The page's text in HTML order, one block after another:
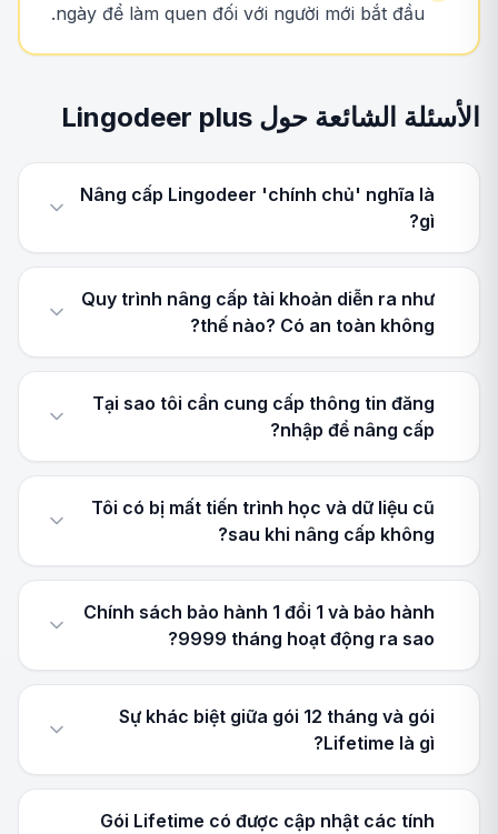
ngày để làm quen đối với người mới bắt đầu.
الأسئلة الشائعة حول Lingodeer plus
Nâng cấp Lingodeer 'chính chủ' nghĩa là
gì?
Quy trình nâng cấp tài khoản diễn ra như
thế nào? Có an toàn không?
Tại sao tôi cần cung cấp thông tin đăng
nhập để nâng cấp?
Tôi có bị mất tiến trình học và dữ liệu cũ
sau khi nâng cấp không?
Chính sách bảo hành 1 đổi 1 và bảo hành
9999 tháng hoạt động ra sao?
Sự khác biệt giữa gói 12 tháng và gói
Lifetime là gì?
Gói Lifetime có được cập nhật các tính